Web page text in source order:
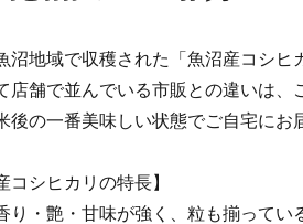
沼地域で収穫された「魚沼産コシヒ
店舗で並んでいる市販との違いは、
後の一番美味しい状態でご自宅にお
コシヒカリの特長】
り・艶・甘味が強く、粒も揃ってい